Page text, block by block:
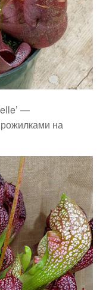
—
на